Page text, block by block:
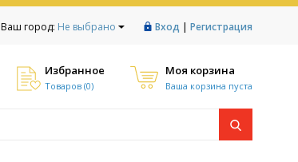
Ваш город: Не выбрано Вход | Регистрация
Избранное
Товаров (0)
Моя корзина
Ваша корзина пуста